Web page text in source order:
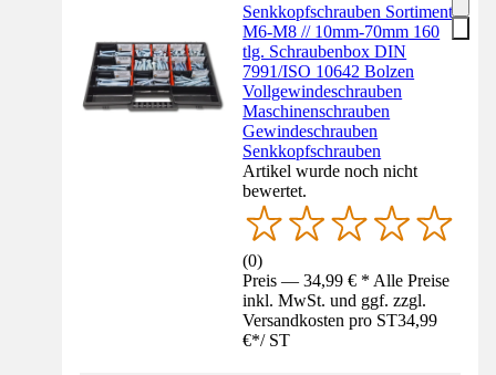
Senkkopfschrauben Sortiment
M6-M8 // 10mm-70mm 160
tlg. Schraubenbox DIN
7991/ISO 10642 Bolzen
Vollgewindeschrauben
Maschinenschrauben
Gewindeschrauben
Senkkopfschrauben
Artikel wurde noch nicht
bewertet.
(0)
Preis — 34,99 € * Alle Preise
inkl. MwSt. und ggf. zzgl.
Versandkosten pro ST34,99
€*/ ST